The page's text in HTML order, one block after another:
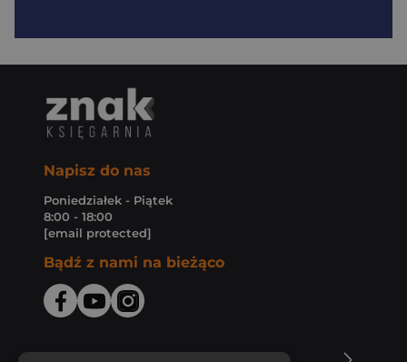
Napisz do nas
Poniedziałek - Piątek
8:00 - 18:00
[email protected]
Bądź z nami na bieżąco